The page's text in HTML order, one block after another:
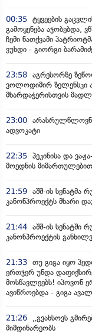
00:35 ტყვეების
გამოყენება აჯობებდა,
ჩემი ნათქვამი
ვუხდი - გიორგი
23:58 აგრესორზე
ვოლოდიმირ ზელენსკი
მხარდაჭერისთვის
23:00
ადვოკატი
22:35 პეკინისა და
მოედნის
21:59 აშშ-ის სენატმა
კანონპროექტს მხარი
21:44 აშშ-ის სენატში
კანონპროექტის
21:33 თუ გიგა იყო
ერთჯერ უნდა
მოსწავლეებს! იპოვონ
ავიწროებდა - გიგა
21:26
„გვახსოვს
მიმდინარეობს